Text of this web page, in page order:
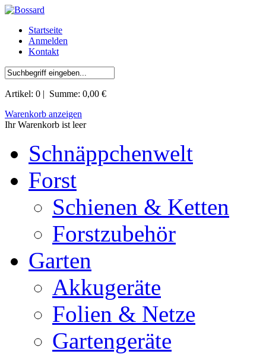
Startseite
Anmelden
Kontakt
Artikel: 0 | Summe: 0,00 €
Warenkorb anzeigen
Ihr Warenkorb ist leer
Schnäppchenwelt
Forst
Schienen & Ketten
Forstzubehör
Garten
Akkugeräte
Folien & Netze
Gartengeräte